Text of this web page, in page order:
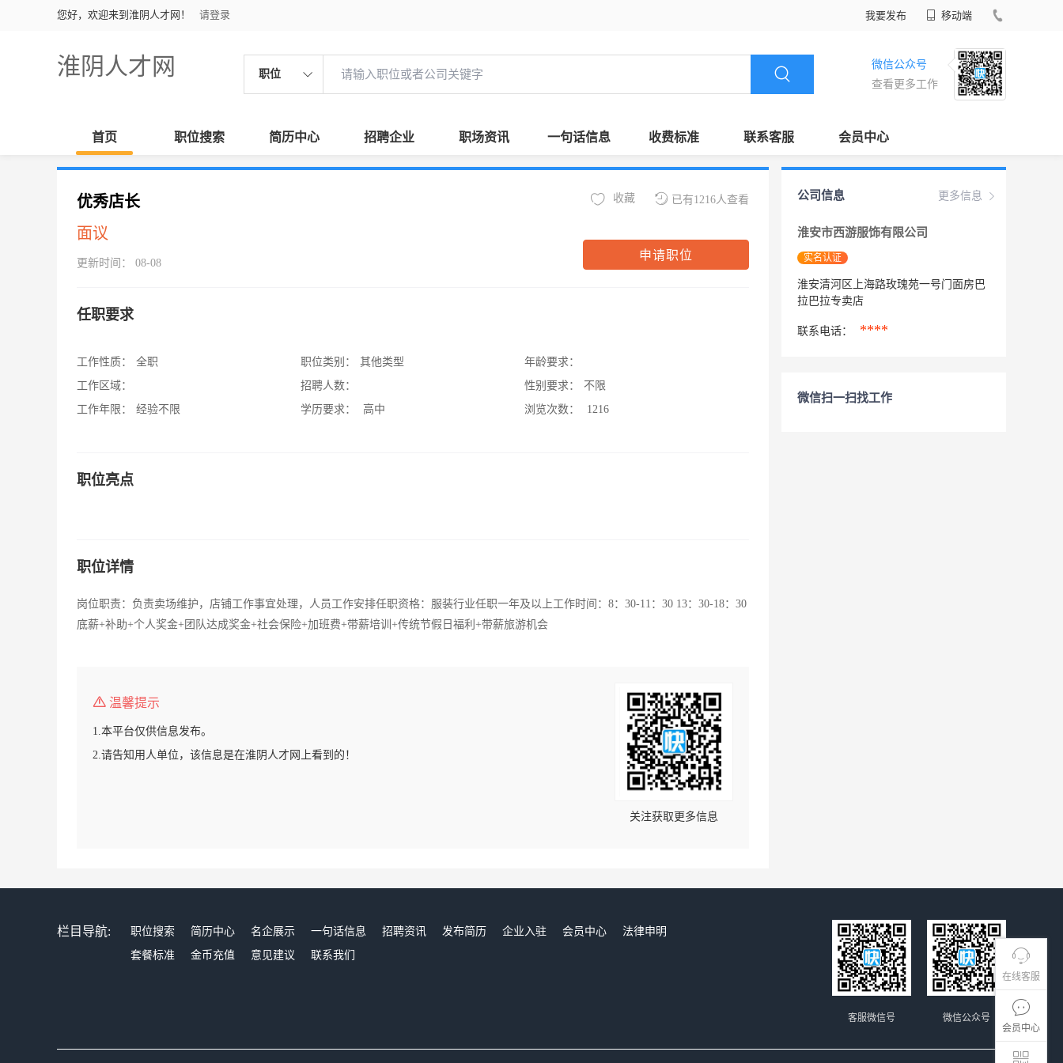
您好，欢迎来到淮阴人才网！ 请登录 我要发布 移动端
淮阴人才网 职位
微信公众号
查看更多工作
首页 职位搜索 简历中心 招聘企业 职场资讯 一句话信息 收费标准 联系客服 会员中心
在线客服
会员中心
优秀店长
面议
更新时间： 08-08
已有1216人查看
收藏
申请职位
任职要求
工作性质：
全职
工作区域：
工作年限：
经验不限
职位类别：
其他类型
招聘人数：
学历要求：
高中
年龄要求：
性别要求：
不限
浏览次数：
1216
职位亮点
职位详情
岗位职责：负责卖场维护，店铺工作事宜处理，人员工作安排任职资格：服装行业任职一年及以上工作时间：8：30-11：30 13：30-18：30
底薪+补助+个人奖金+团队达成奖金+社会保险+加班费+带薪培训+传统节假日福利+带薪旅游机会
温馨提示
1.本平台仅供信息发布。
2.请告知用人单位，该信息是在淮阴人才网上看到的！
关注获取更多信息
更多信息
公司信息
淮安市西游服饰有限公司
实名认证
淮安清河区上海路玫瑰苑一号门面房巴
拉巴拉专卖店
联系电话： ****
微信扫一扫找工作
栏目导航: 职位搜索 简历中心 名企展示 一句话信息 招聘资讯 发布简历 企业入驻 会员中心
法律申明
套餐标准
金币充值 意见建议 联系我们
微信公众号
客服微信号